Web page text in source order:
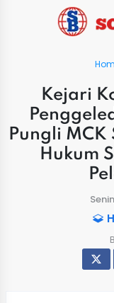
Kejari
Pungli MCK
Hukum